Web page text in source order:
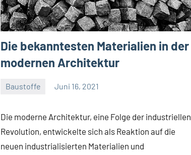
Die bekanntesten Materialien in der
modernen Architektur
Baustoffe Juni 16, 2021
Die moderne Architektur, eine Folge der industriellen
Revolution, entwickelte sich als Reaktion auf die
neuen industrialisierten Materialien und